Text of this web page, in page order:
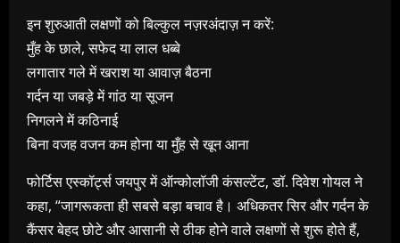
इन शुरुआती लक्षणों को बिल्कुल नज़रअंदाज़ न करें:
मुँह के छाले, सफेद या लाल धब्बे
लगातार गले में खराश या आवाज़ बैठना
गर्दन या जबड़े में गांठ या सूजन
निगलने में कठिनाई
बिना वजह वजन कम होना या मुँह से खून आना
फोर्टिस एस्कॉर्ट्स जयपुर में ऑन्कोलॉजी कंसल्टेंट, डॉ. दिवेश गोयल ने
कहा, “जागरूकता ही सबसे बड़ा बचाव है। अधिकतर सिर और गर्दन के
कैंसर बेहद छोटे और आसानी से ठीक होने वाले लक्षणों से शुरू होते हैं,